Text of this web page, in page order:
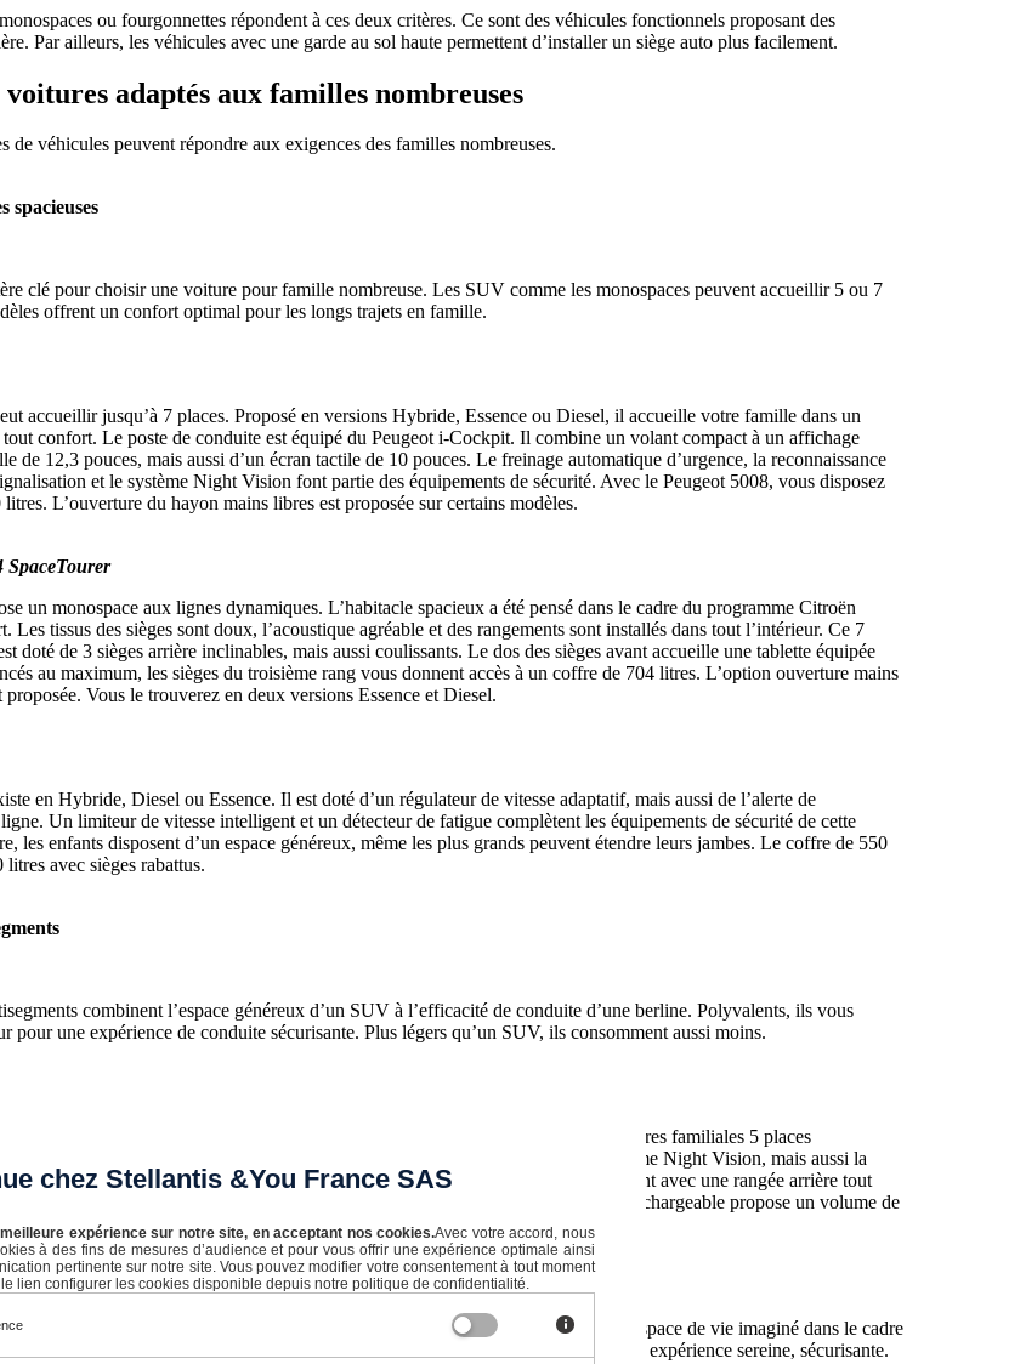
ou fourgonnettes répondent à ces deux critères. Ce sont des véhicules fonctionnels proposant des
Par ailleurs, les véhicules avec une garde au sol haute permettent d’installer un siège auto plus facilement.
voitures adaptés aux familles nombreuses
de véhicules peuvent répondre aux exigences des familles nombreuses.
spacieuses
clé pour choisir une voiture pour famille nombreuse. Les SUV comme les monospaces peuvent accueillir 5 ou 7
offrent un confort optimal pour les longs trajets en famille.
accueillir jusqu’à 7 places. Proposé en versions Hybride, Essence ou Diesel, il accueille votre famille dans un
confort. Le poste de conduite est équipé du Peugeot i-Cockpit. Il combine un volant compact à un affichage
de 12,3 pouces, mais aussi d’un écran tactile de 10 pouces. Le freinage automatique d’urgence, la reconnaissance
et le système Night Vision font partie des équipements de sécurité. Avec le Peugeot 5008, vous disposez
L’ouverture du hayon mains libres est proposée sur certains modèles.
SpaceTourer
un monospace aux lignes dynamiques. L’habitacle spacieux a été pensé dans le cadre du programme Citroën
Les tissus des sièges sont doux, l’acoustique agréable et des rangements sont installés dans tout l’intérieur. Ce 7
doté de 3 sièges arrière inclinables, mais aussi coulissants. Le dos des sièges avant accueille une tablette équipée
au maximum, les sièges du troisième rang vous donnent accès à un coffre de 704 litres. L’option ouverture mains
Vous le trouverez en deux versions Essence et Diesel.
en Hybride, Diesel ou Essence. Il est doté d’un régulateur de vitesse adaptatif, mais aussi de l’alerte de
Un limiteur de vitesse intelligent et un détecteur de fatigue complètent les équipements de sécurité de cette
les enfants disposent d’un espace généreux, même les plus grands peuvent étendre leurs jambes. Le coffre de 550
litres avec sièges rabattus.
combinent l’espace généreux d’un SUV à l’efficacité de conduite d’une berline. Polyvalents, ils vous
pour une expérience de conduite sécurisante. Plus légers qu’un SUV, ils consomment aussi moins.
en Essence, Diesel, Hybride ou Hybride rechargeable fait partie du top des voitures familiales 5 places
5 places au caractère affirmé embarque un régulateur de vitesse adaptatif, le système Night Vision, mais aussi la
mort. Cette voiture pour famille nombreuse vous accueille dans un habitacle élégant avec une rangée arrière tout
Le volume du coffre sur les modèles thermiques est de 520 litres, l’Hybride rechargeable propose un volume de
litres.
nombreuse affiche un look de baroudeur. Compact, modulable, elle offre un bel espace de vie imaginé dans le cadre
Advanced Comfort. Les aides à la conduite transforment chaque voyage en une expérience sereine, sécurisante.
chez Stellantis &You France SAS
meilleure expérience sur notre site, en acceptant nos cookies.Avec votre accord, nous
à des fins de mesures d’audience et pour vous offrir une expérience optimale ainsi
pertinente sur notre site. Vous pouvez modifier votre consentement à tout moment
lien configurer les cookies disponible depuis notre politique de confidentialité.